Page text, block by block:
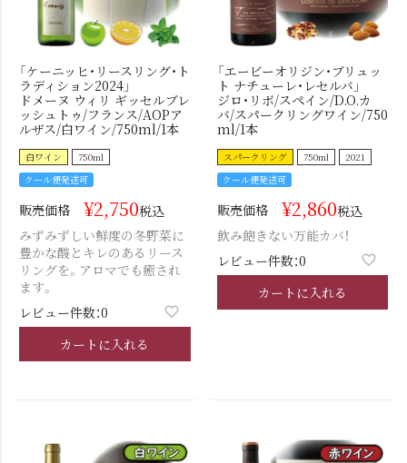
「ケーニッヒ・リースリング・ト
ラディション2024」
ドメーヌ ウィリ ギッセルブレ
ッシュトゥ/フランス/AOPア
ルザス/白ワイン/750ml/1本
白ワイン
750ml
クール便発送可
販売価格 ¥2,750税込
みずみずしい鮮度の冬野菜に
豊かな酸とキレのあるリース
リングを。アロマでも癒され
ます。
レビュー件数：0
カートに入れる
「エービーオリジン・ブリュッ
ト ナチューレ・レセルバ」
ジロ・リボ/スペイン/D.O.カ
バ/スパークリングワイン/750
ml/1本
スパークリング 750ml
2021
クール便発送可
販売価格 ¥2,860税込
飲み飽きない万能カバ！
レビュー件数：0
カートに入れる